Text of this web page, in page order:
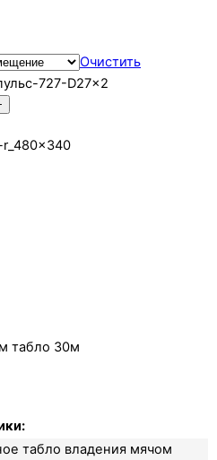
Очистить
727-D27x2
табло 30м
табло владения мячом